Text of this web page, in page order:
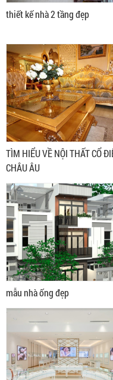
thiết kế nhà 2 tầng đẹp
TÌM HIỂU VỀ NỘI THẤT CỔ
CHÂU ÂU
mẫu nhà ống đẹp